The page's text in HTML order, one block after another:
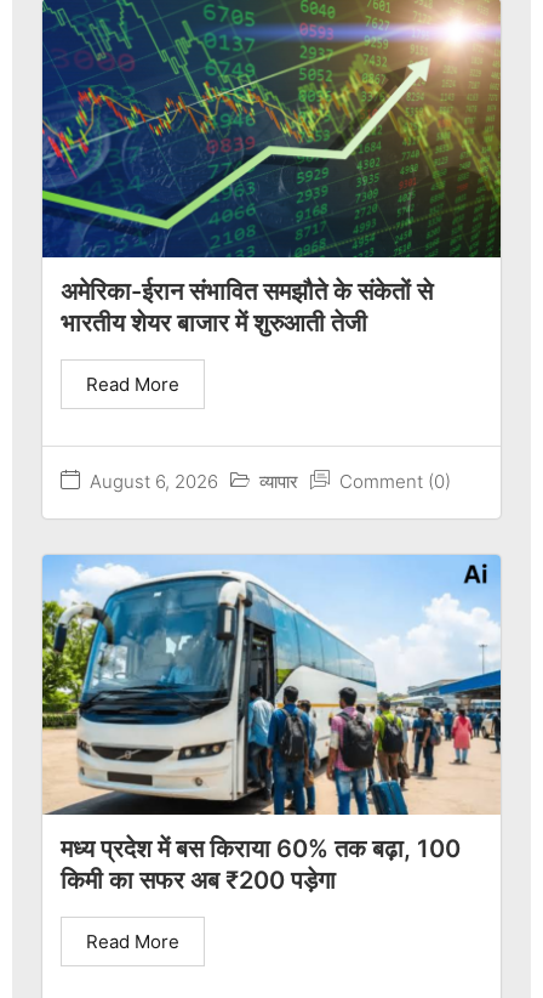
अमेरिका-ईरान संभावित समझौते के संकेतों से
भारतीय शेयर बाजार में शुरुआती तेजी
August 6, 2026 व्यापार Comment (0)
Read More
मध्य प्रदेश में बस किराया 60% तक बढ़ा, 100
किमी का सफर अब ₹200 पड़ेगा
Read More